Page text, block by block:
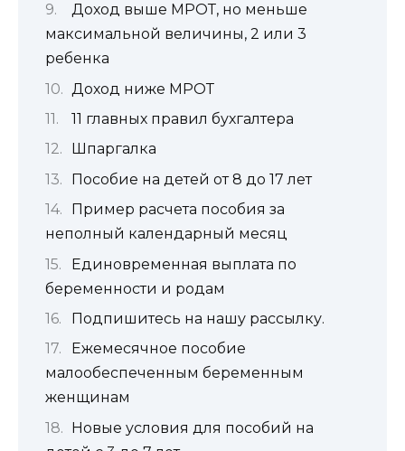
Доход выше МРОТ, но меньше
максимальной величины, 2 или 3
ребенка
Доход ниже МРОТ
11 главных правил бухгалтера
Шпаргалка
Пособие на детей от 8 до 17 лет
Пример расчета пособия за
неполный календарный месяц
Единовременная выплата по
беременности и родам
Подпишитесь на нашу рассылку.
Ежемесячное пособие
малообеспеченным беременным
женщинам
Новые условия для пособий на